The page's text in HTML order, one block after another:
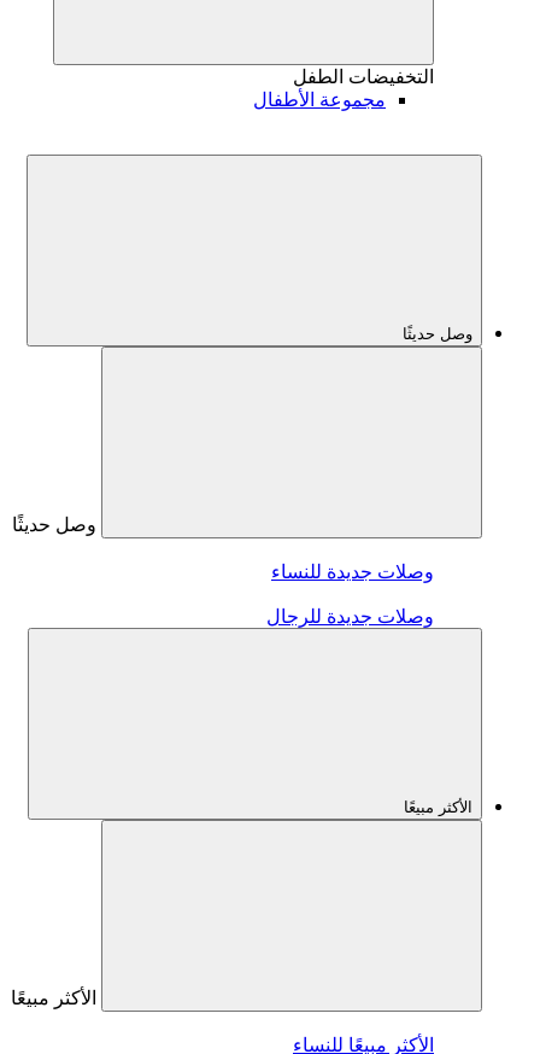
التخفيضات الطفل
مجموعة الأطفال
وصل حديثًا
وصل حديثًا
وصلات جديدة للنساء
وصلات جديدة للرجال
الأكثر مبيعًا
الأكثر مبيعًا
الأكثر مبيعًا للنساء